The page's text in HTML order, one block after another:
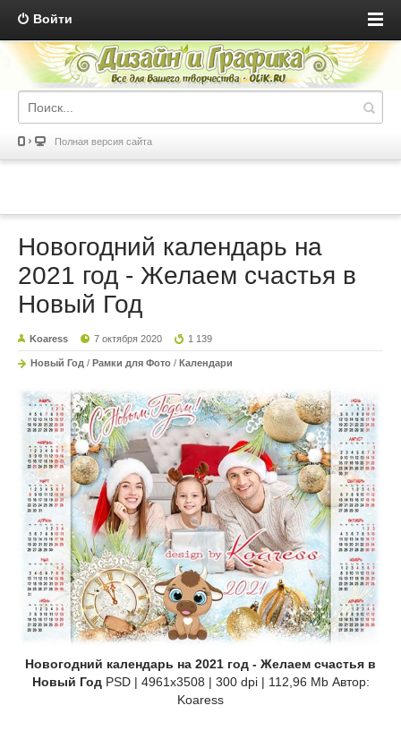
Войти
Полная версия сайта
Новогодний календарь на
2021 год - Желаем счастья в
Новый Год
Koaress 7 октября 2020 1 139
Новый Год / Рамки для Фото / Календари
Новогодний календарь на 2021 год - Желаем счастья в
Новый ГодPSD | 4961x3508 | 300 dpi | 112,96 Mb Автор:
Koaress